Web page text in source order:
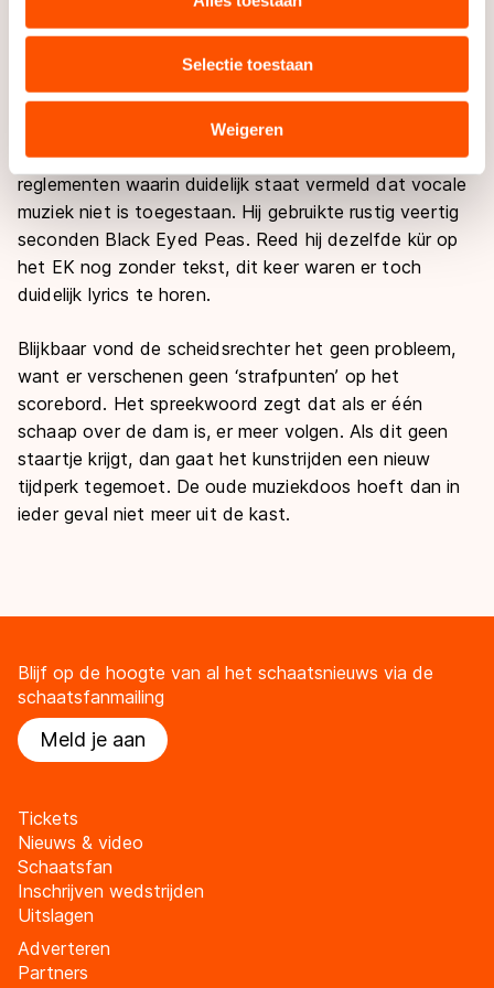
combineren met andere gegevens die u aan hen heeft
verstrekt of die zij hebben verzameld via hun services.
Sommige partners kunnen gegevens doorgeven aan
landen buiten de EU, zoals de VS, waar mogelijk geen
adequaat beschermingsniveau geldt volgens de GDPR.
Door op ‘Toestaan’ te klikken, stemt u in met deze
overdracht. Meer informatie vindt u in onscookiebeleid.
Selectie toestaan
Weigeren
aangeboden suggesties struin je de digitale
Of niet. Op het WK sloeg Europees kampioen Florent
Amodio een nieuwe weg in, voor het solorijden
althans. Amodio had geen boodschap aan de
reglementen waarin duidelijk staat vermeld dat vocale
muziek niet is toegestaan. Hij gebruikte rustig veertig
seconden Black Eyed Peas. Reed hij dezelfde kür op
het EK nog zonder tekst, dit keer waren er toch
duidelijk lyrics te horen.
Blijkbaar vond de scheidsrechter het geen probleem,
want er verschenen geen ‘strafpunten’ op het
scorebord. Het spreekwoord zegt dat als er één
schaap over de dam is, er meer volgen. Als dit geen
staartje krijgt, dan gaat het kunstrijden een nieuw
tijdperk tegemoet. De oude muziekdoos hoeft dan in
ieder geval niet meer uit de kast.
Blijf op de hoogte van al het schaatsnieuws via de
schaatsfanmailing
Meld je aan
Tickets
Nieuws & video
Schaatsfan
Inschrijven wedstrijden
Uitslagen
Adverteren
Partners